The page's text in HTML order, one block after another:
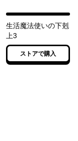
生活魔法使いの下剋
上3
ストアで購入